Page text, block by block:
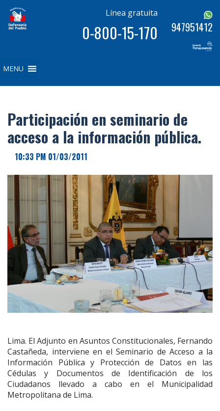
Línea gratuita
0-800-15-170 947951412
MENU
Participación en seminario de
acceso a la información pública.
10:33 PM 01/03/2011
Lima. El Adjunto en Asuntos Constitucionales, Fernando
Castañeda, interviene en el Seminario de Acceso a la
Información Pública y Protección de Datos en las
Cédulas y Documentos de Identificación de los
Ciudadanos llevado a cabo en el Municipalidad
Metropolitana de Lima.